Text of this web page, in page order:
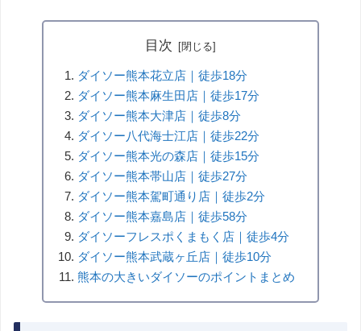
目次
ダイソー熊本花立店｜徒歩18分
ダイソー熊本麻生田店｜徒歩17分
ダイソー熊本大津店｜徒歩8分
ダイソー八代海士江店｜徒歩22分
ダイソー熊本光の森店｜徒歩15分
ダイソー熊本帯山店｜徒歩27分
ダイソー熊本駕町通り店｜徒歩2分
ダイソー熊本嘉島店｜徒歩58分
ダイソーフレスポくまもく店｜徒歩4分
ダイソー熊本武蔵ヶ丘店｜徒歩10分
熊本の大きいダイソーのポイントまとめ